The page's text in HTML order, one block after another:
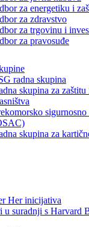
za energetiku i
za zdravstvo
za trgovinu i
za pravosuđe
radna skupina
skupina za
skupina za
Her inicijativa
u suradnji s Harvard